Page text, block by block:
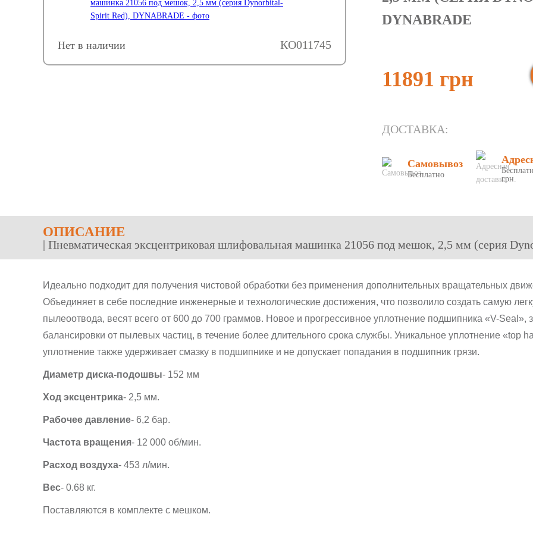
КО011745
Нет в наличии
DYNABRADE
11891 грн
ДОСТАВКА:
Самовывоз
Бесплатно
грн.
ОПИСАНИЕ
| Пневматическая эксцентриковая шлифовальная машинка 21056 под мешок, 2,5 мм (серия
Идеально подходит для получения чистовой обработки без применения дополнительных вращательных
Объединяет в себе последние инженерные и технологические достижения, что позволило создать самую
пылеоотвода, весят всего от 600 до 700 граммов. Новое и прогрессивное уплотнение подшипника «V-
балансировки от пылевых частиц, в течение более длительного срока службы. Уникальное уплотнение «top
уплотнение также удерживает смазку в подшипнике и не допускает попадания в подшипник грязи.
Диаметр диска-подошвы- 152 мм
Ход эксцентрика- 2,5 мм.
Рабочее давление- 6,2 бар.
Частота вращения- 12 000 об/мин.
Расход воздуха- 453 л/мин.
Вес- 0.68 кг.
Поставляются в комплекте с мешком.